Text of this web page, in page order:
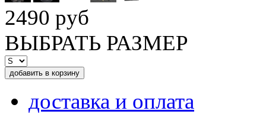
2490 руб
ВЫБРАТЬ РАЗМЕР
доставка и оплата